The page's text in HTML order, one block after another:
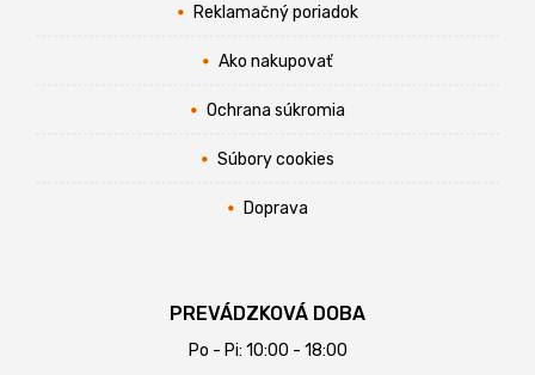
Reklamačný poriadok
Ako nakupovať
Ochrana súkromia
Súbory cookies
Doprava
PREVÁDZKOVÁ DOBA
Po - Pi: 10:00 - 18:00